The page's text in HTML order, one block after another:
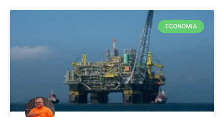
ECONOMIA